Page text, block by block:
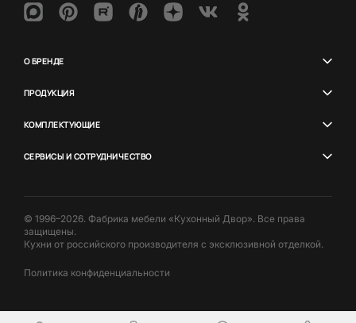
О БРЕНДЕ
ПРОДУКЦИЯ
КОМПЛЕКТУЮЩИЕ
СЕРВИСЫ И СОТРУДНИЧЕСТВО
© 1996–2026. Фабрика мебели «Кухонный Двор». Все права
защищены.
Кухни от российского производителя с эксклюзивной отделкой.
Политика конфиденциальности